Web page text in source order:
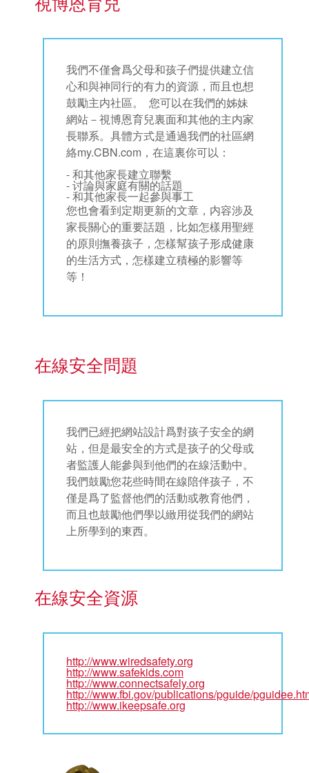
我們不僅會爲父母和孩子們提供建立信
心和與神同行的有力的資源，而且也想
鼓勵主内社區。 您可以在我們的姊妹
網站－視博恩育兒裏面和其他的主内家
長聯系。具體方式是通過我們的社區網
絡my.CBN.com，在這裏你可以：
- 和其他家長建立聯繫
- 讨論與家庭有關的話題
- 和其他家長一起參與事工
您也會看到定期更新的文章，内容涉及
家長關心的重要話題，比如怎樣用聖經
的原則撫養孩子，怎樣幫孩子形成健康
的生活方式，怎樣建立積極的影響等
等！
在線安全問題
我們已經把網站設計爲對孩子安全的網
站，但是最安全的方式是孩子的父母或
者監護人能參與到他們的在線活動中。
我們鼓勵您花些時間在線陪伴孩子，不
僅是爲了監督他們的活動或教育他們，
而且也鼓勵他們學以緻用從我們的網站
上所學到的東西。
在線安全資源
http://www.wiredsafety.org
http://www.safekids.com
http://www.connectsafely.org
http://www.fbi.gov/publications/pguide/
http://www.ikeepsafe.org